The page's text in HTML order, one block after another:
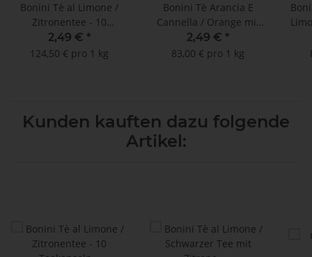
Bonini Tè al Limone /
Zitronentee - 10
Teekapseln Nespresso
®*
2,49 € *
124,50 € pro 1 kg
Bonini Tè Arancia E
Cannella / Orange mit
Zimt - 10 Teekapseln
Nespresso ®*
2,49 € *
83,00 € pro 1 kg
Kunden kauften dazu folgende
Artikel: